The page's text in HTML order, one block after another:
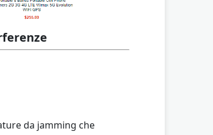
da jamming che